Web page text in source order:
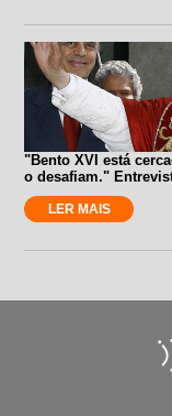
"Bento XVI está
o desafiam."
LER MAIS